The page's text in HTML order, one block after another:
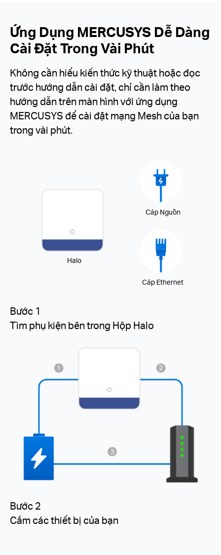
Ứng Dụng MERCUSYS Dễ Dàng
Cài Đặt Trong Vài Phút
Không cần hiểu kiến thức kỹ thuật hoặc đọc
trước hướng dẫn cài đặt, chỉ cần làm theo
hướng dẫn trên màn hình với ứng dụng
MERCUSYS để cài đặt mạng Mesh của bạn
trong vài phút.
Halo
Cáp Nguồn
Cáp Ethernet
Bước 1
Tìm phụ kiện bên trong Hộp Halo
Bước 2
Cắm các thiết bị của bạn